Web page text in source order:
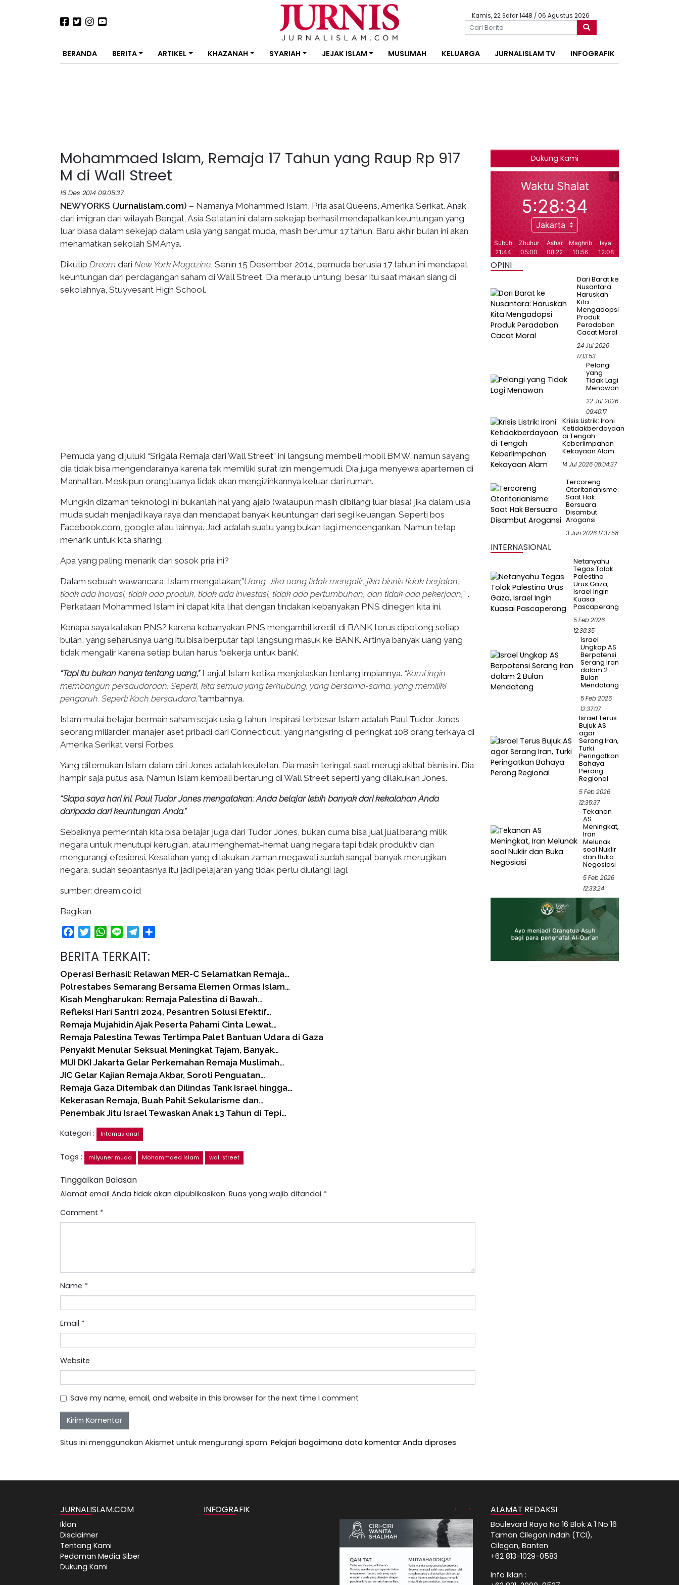
Kamis, 22 Safar 1448 / 06 Agustus 2026
BERANDA BERITA ARTIKEL KHAZANAH SYARIAH JEJAK ISLAM MUSLIMAH KELUARGA JURNALISLAM TV INFOGRAFIK
Mohammaed Islam, Remaja 17 Tahun yang Raup Rp 917
M di Wall Street
16 Des 2014 09:05:37
NEWYORKS (Jurnalislam.com) – Namanya Mohammed Islam, Pria asal Queens, Amerika Serikat. Anak
dari imigran dari wilayah Bengal, Asia Selatan ini dalam sekejap berhasil mendapatkan keuntungan yang
luar biasa dalam sekejap dalam usia yang sangat muda, masih berumur 17 tahun. Baru akhir bulan ini akan
menamatkan sekolah SMAnya.
Dikutip Dream dari New York Magazine, Senin 15 Desember 2014, pemuda berusia 17 tahun ini mendapat
keuntungan dari perdagangan saham di Wall Street. Dia meraup untung besar itu saat makan siang di
sekolahnya, Stuyvesant High School.
Pemuda yang dijuluki “Srigala Remaja dari Wall Street” ini langsung membeli mobil BMW, namun sayang
dia tidak bisa mengendarainya karena tak memiliki surat izin mengemudi. Dia juga menyewa apartemen di
Manhattan. Meskipun orangtuanya tidak akan mengizinkannya keluar dari rumah.
Mungkin dizaman teknologi ini bukanlah hal yang ajaib (walaupun masih dibilang luar biasa) jika dalam usia
muda sudah menjadi kaya raya dan mendapat banyak keuntungan dari segi keuangan. Seperti bos
Facebook.com, google atau lainnya. Jadi adalah suatu yang bukan lagi mencengankan. Namun tetap
menarik untuk kita sharing.
Apa yang paling menarik dari sosok pria ini?
Dalam sebuah wawancara, Islam mengatakan;”Uang. Jika uang tidak mengalir, jika bisnis tidak berjalan,
tidak ada inovasi, tidak ada produk, tidak ada investasi, tidak ada pertumbuhan, dan tidak ada pekerjaan,” .
Perkataan Mohammed Islam ini dapat kita lihat dengan tindakan kebanyakan PNS dinegeri kita ini.
Kenapa saya katakan PNS? karena kebanyakan PNS mengambil kredit di BANK terus dipotong setiap
bulan, yang seharusnya uang itu bisa berputar tapi langsung masuk ke BANK. Artinya banyak uang yang
tidak mengalir karena setiap bulan harus ‘bekerja untuk bank’.
“Tapi itu bukan hanya tentang uang,”Lanjut Islam ketika menjelaskan tentang impiannya. “Kami ingin
membangun persaudaraan. Seperti, kita semua yang terhubung, yang bersama-sama, yang memiliki
pengaruh. Seperti Koch bersaudara,”tambahnya.
Islam mulai belajar bermain saham sejak usia 9 tahun. Inspirasi terbesar Islam adalah Paul Tudor Jones,
seorang miliarder, manajer aset pribadi dari Connecticut, yang nangkring di peringkat 108 orang terkaya di
Amerika Serikat versi Forbes.
Yang ditemukan Islam dalam diri Jones adalah keuletan. Dia masih teringat saat merugi akibat bisnis ini. Dia
hampir saja putus asa. Namun Islam kembali bertarung di Wall Street seperti yang dilakukan Jones.
“Siapa saya hari ini. Paul Tudor Jones mengatakan: Anda belajar lebih banyak dari kekalahan Anda
daripada dari keuntungan Anda.”
Sebaiknya pemerintah kita bisa belajar juga dari Tudor Jones, bukan cuma bisa jual jual barang milik
negara untuk menutupi kerugian, atau menghemat-hemat uang negara tapi tidak produktiv dan
mengurangi efesiensi. Kesalahan yang dilakukan zaman megawati sudah sangat banyak merugikan
negara, sudah sepantasnya itu jadi pelajaran yang tidak perlu diulangi lagi.
sumber: dream.co.id
Bagikan
FacebookTwitterWhatsApp
Line Telegram
BERITA TERKAIT:
Operasi Berhasil: Relawan MER-C Selamatkan Remaja…
Polrestabes Semarang Bersama Elemen Ormas Islam…
Kisah Mengharukan: Remaja Palestina di Bawah…
Refleksi Hari Santri 2024, Pesantren Solusi Efektif…
Remaja Mujahidin Ajak Peserta Pahami Cinta Lewat…
Remaja Palestina Tewas Tertimpa Palet Bantuan Udara di Gaza
Penyakit Menular Seksual Meningkat Tajam, Banyak…
MUI DKI Jakarta Gelar Perkemahan Remaja Muslimah…
JIC Gelar Kajian Remaja Akbar, Soroti Penguatan…
Remaja Gaza Ditembak dan Dilindas Tank Israel hingga…
Kekerasan Remaja, Buah Pahit Sekularisme dan…
Penembak Jitu Israel Tewaskan Anak 13 Tahun di Tepi…
Kategori :
Internasional
Tags : milyuner muda Mohammaed Islam wall street
Tinggalkan Balasan
Alamat email Anda tidak akan dipublikasikan. Ruas yang wajib ditandai *
Comment *
Name *
Email *
Website
Save my name, email, and website in this browser for the next time I comment
Situs ini menggunakan Akismet untuk mengurangi spam. Pelajari bagaimana data komentar Anda diproses
Dukung Kami
OPINI
Dari Barat ke
Nusantara:
Haruskah
Kita
Mengadopsi
Produk
Peradaban
Cacat Moral
24 Jul 2026
17:13:53
Pelangi
yang
Tidak Lagi
Menawan
22 Jul 2026
09:40:17
Krisis Listrik: Ironi
Ketidakberdayaan
di Tengah
Keberlimpahan
Kekayaan Alam
14 Jul 2026 08:04:37
Tercoreng
Otoritarianisme:
Saat Hak
Bersuara
Disambut
Arogansi
3 Jun 2026 17:37:58
INTERNASIONAL
Netanyahu
Tegas Tolak
Palestina
Urus Gaza,
Israel Ingin
Kuasai
Pascaperang
5 Feb 2026
12:38:35
Israel
Ungkap AS
Berpotensi
Serang Iran
dalam 2
Bulan
Mendatang
5 Feb 2026
12:37:07
Israel Terus
Bujuk AS
agar
Serang Iran,
Turki
Peringatkan
Bahaya
Perang
Regional
5 Feb 2026
12:35:37
Tekanan
AS
Meningkat,
Iran
Melunak
soal Nuklir
dan Buka
Negosiasi
5 Feb 2026
12:33:24
JURNALISLAM.COM
Iklan
Disclaimer
Tentang Kami
Pedoman Media Siber
Dukung Kami
INFOGRAFIK ALAMAT REDAKSI
Boulevard Raya No 16 Blok A 1 No 16
Taman Cilegon Indah (TCI),
Cilegon, Banten
+62 813-1029-0583
Info Iklan :